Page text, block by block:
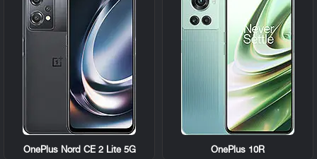
OnePlus 10R
OnePlus Nord CE 2 Lite 5G